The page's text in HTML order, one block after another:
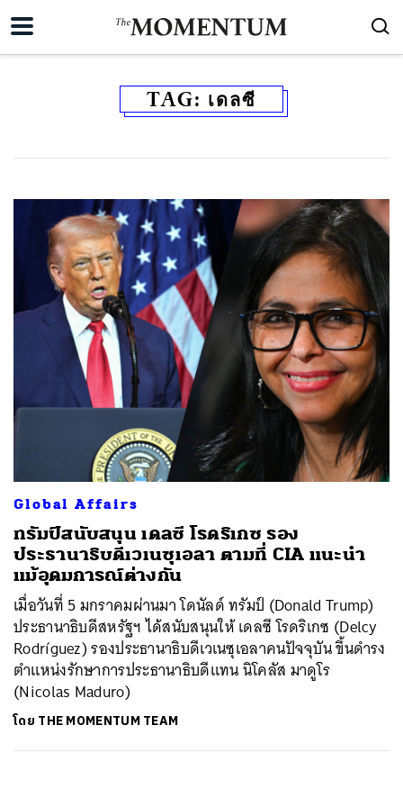
TAG: เดลซี
Global Affairs
ทรัมป์สนับสนุน เดลซี โรดริเกซ รอง
ประธานาธิบดีเวเนซุเอลา ตามที่ CIA แนะนำ
แม้อุดมการณ์ต่างกัน
เมื่อวันที่ 5 มกราคมผ่านมา โดนัลด์ ทรัมป์ (Donald Trump)
ประธานาธิบดีสหรัฐฯ ได้สนับสนุนให้ เดลซี โรดริเกซ (Delcy
Rodríguez) รองประธานาธิบดีเวเนซุเอลาคนปัจจุบัน ขึ้นดำรง
ตำแหน่งรักษาการประธานาธิบดีแทน นิโคลัส มาดูโร
(Nicolas Maduro)
โดย THE MOMENTUM TEAM
SHARE